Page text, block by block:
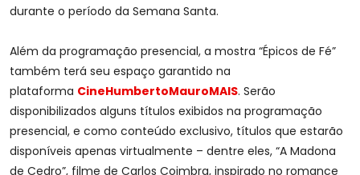
durante o período da Semana Santa.
Além da programação presencial, a mostra “Épicos de Fé”
também terá seu espaço garantido na
plataforma CineHumbertoMauroMAIS. Serão
disponibilizados alguns títulos exibidos na programação
presencial, e como conteúdo exclusivo, títulos que estarão
disponíveis apenas virtualmente – dentre eles, “A Madona
de Cedro”, filme de Carlos Coimbra, inspirado no romance